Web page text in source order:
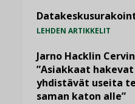
LEHDEN ARTIKKELIT
Jarno Hacklin
”Asiakkaat
yhdistävät useita
saman katon alle”